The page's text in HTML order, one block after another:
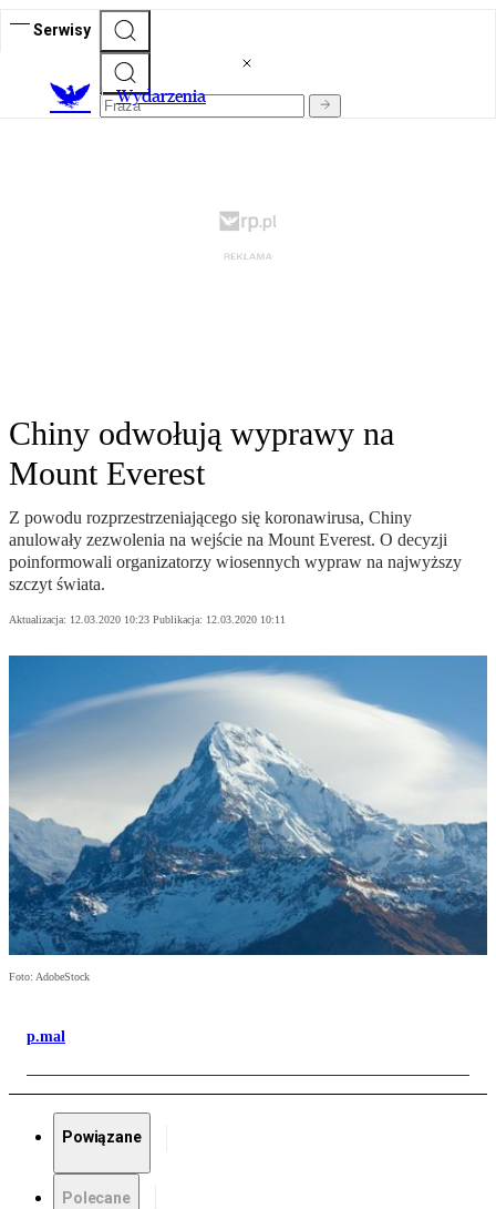
Serwisy
Wydarzenia
Chiny odwołują wyprawy na
Mount Everest
Z powodu rozprzestrzeniającego się koronawirusa, Chiny
anulowały zezwolenia na wejście na Mount Everest. O decyzji
poinformowali organizatorzy wiosennych wypraw na najwyższy
szczyt świata.
Aktualizacja: 12.03.2020 10:23 Publikacja: 12.03.2020 10:11
Foto: AdobeStock
p.mal
Powiązane
Polecane